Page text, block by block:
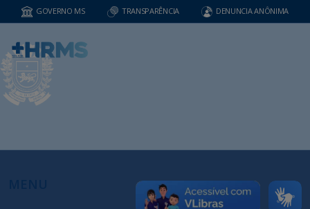
GOVERNO MS TRANSPARÊNCIA DENUNCIA ANÔNIMA